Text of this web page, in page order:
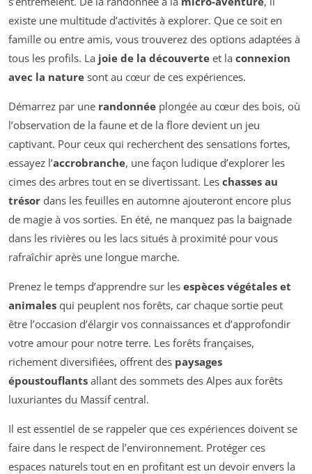
existe une multitude d’activités à explorer. Que ce soit en
famille ou entre amis, vous trouverez des options adaptées à
tous les profils. La joie de la découverte et la connexion
avec la nature sont au cœur de ces expériences.
Démarrez par une randonnée plongée au cœur des bois, où
l’observation de la faune et de la flore devient un jeu
captivant. Pour ceux qui recherchent des sensations fortes,
essayez l’accrobranche, une façon ludique d’explorer les
cimes des arbres tout en se divertissant. Les chasses au
trésor dans les feuilles en automne ajouteront encore plus
de magie à vos sorties. En été, ne manquez pas la baignade
dans les rivières ou les lacs situés à proximité pour vous
rafraîchir après une longue marche.
Prenez le temps d’apprendre sur les espèces végétales et
animales qui peuplent nos forêts, car chaque sortie peut
être l’occasion d’élargir vos connaissances et d’approfondir
votre amour pour notre terre. Les forêts françaises,
richement diversifiées, offrent des paysages
époustouflants allant des sommets des Alpes aux forêts
luxuriantes du Massif central.
Il est essentiel de se rappeler que ces expériences doivent se
faire dans le respect de l’environnement. Protéger ces
espaces naturels tout en en profitant est un devoir envers la